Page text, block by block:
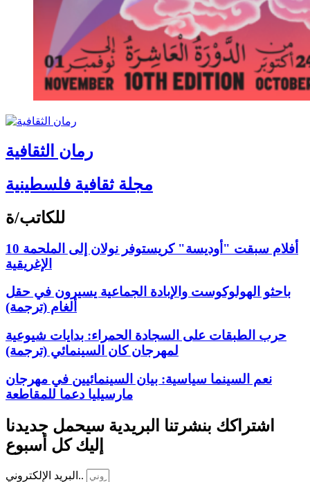
رمان الثقافية
مجلة ثقافية فلسطينية
للكاتب/ة
10 أفلام سبقت "أوديسة" كريستوفر نولان إلى الملحمة
الإغريقية
باحثو الهولوكوست والإبادة الجماعية يسيرون في حقل
ألغام (ترجمة)
حرب الطبقات على السجادة الحمراء: بدايات شيوعية
لمهرجان كان السينمائي (ترجمة)
نعم السينما سياسية: بيان السينمائيين في مهرجان
مارسيليا دعما للمقاطعة
اشتراكك بنشرتنا البريدية سيحمل جديدنا
إليك كل أسبوع
البريد الإلكتروني..